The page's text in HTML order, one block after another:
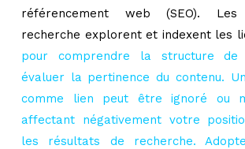
référencement web (SEO).
recherche explorent et indexent les
pour comprendre la structure
évaluer la pertinence du contenu.
comme lien peut être ignoré ou
affectant négativement votre
les résultats de recherche.